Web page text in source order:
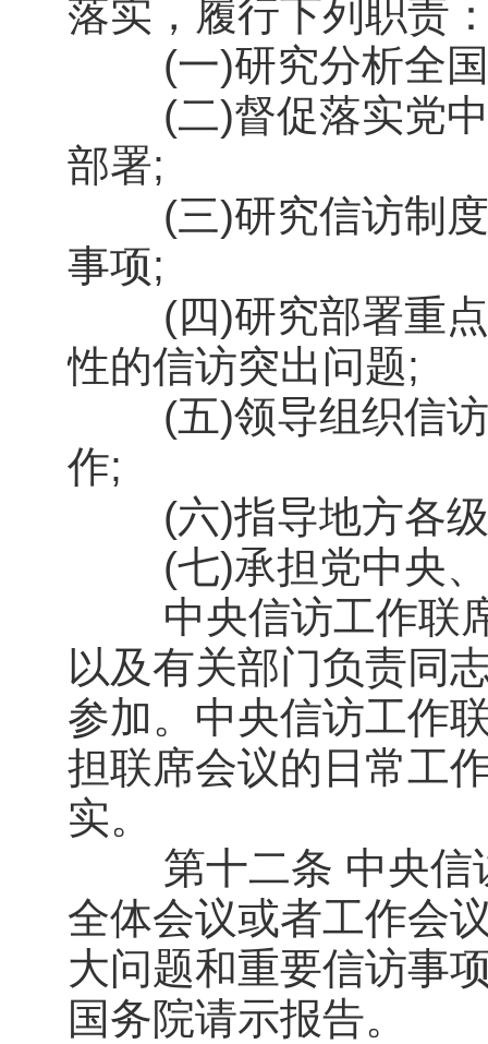
落实，履行下列职责
(一)研究分析全国
(二)督促落实党中
部署;
(三)研究信访制度
事项;
(四)研究部署重点
性的信访突出问题;
(五)领导组织信访
作;
(六)指导地方各级
(七)承担党中央、
中央信访工作联席
以及有关部门负责同
参加。中央信访工作
担联席会议的日常工
实。
第十二条 中央信访
全体会议或者工作会
大问题和重要信访事
国务院请示报告。